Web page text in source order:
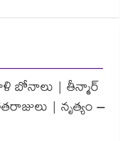
బోనాలు | తీన్మార్
| నృత్యం –